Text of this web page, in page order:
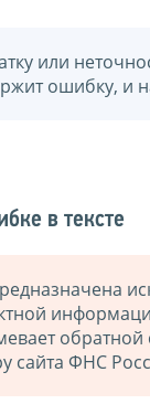
или
ошибку,
в тексте
сайта ФНС